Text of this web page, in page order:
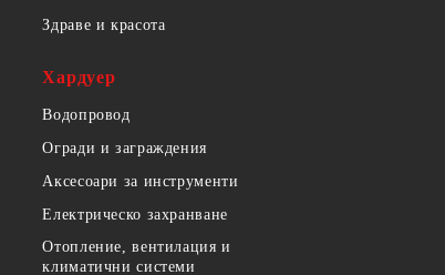
Здраве и красота
Хардуер
Водопровод
Огради и заграждения
Аксесоари за инструменти
Електрическо захранване
Отопление, вентилация и
климатични системи